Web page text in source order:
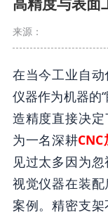
高精度与表面
来源：
在当今工业自
仪器作为机器的
造精度直接决
为一名深耕
见过太多因为
视觉仪器在装
案例。精密支